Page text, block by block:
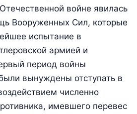
войне явилась
Вооруженных Сил, которые
испытание в
армией и
период войны
вынуждены отступать в
численно
имевшего перевес